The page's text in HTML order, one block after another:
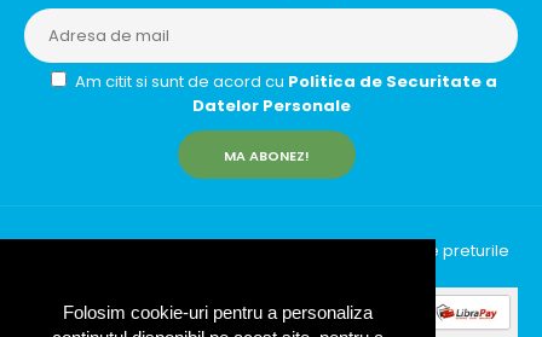
Folosim cookie-uri pentru a personaliza
Am citit si sunt de acord cu Politica de Securitate a
Datelor Personale
MA ABONEZ!
InfinityRun © 2026 Toate drepturile rezervate | Toate preturile